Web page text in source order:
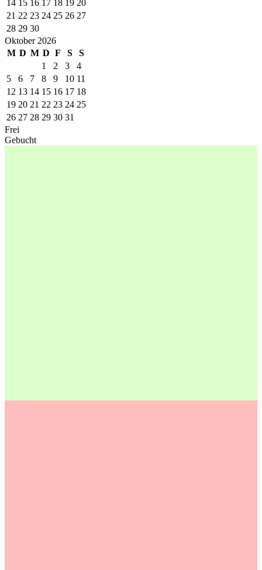
14 15 16 17 18 19 20
21 22 23 24 25 26 27
28 29 30
Oktober 2026
M D M D F S
S
1
2 3
4
5
6 7 8 9 10 11
12 13 14 15 16 17 18
19 20 21 22 23 24 25
26 27 28 29 30 31
Frei
Gebucht